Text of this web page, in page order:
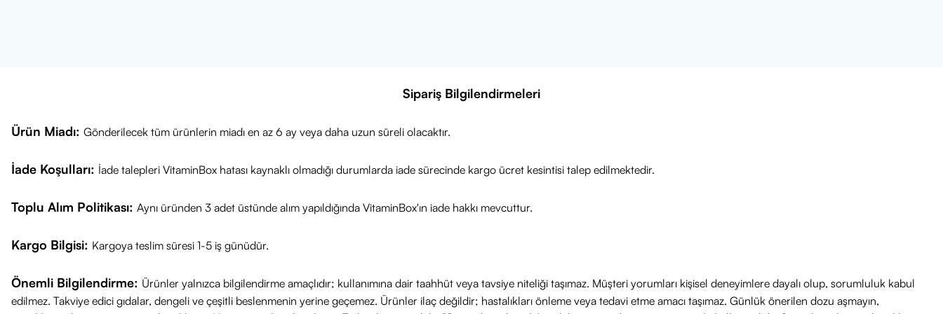
Sipariş Bilgilendirmeleri
Ürün Miadı: Gönderilecek tüm ürünlerin miadı en az 6 ay veya daha uzun süreli olacaktır.
İade Koşulları: İade talepleri VitaminBox hatası kaynaklı olmadığı durumlarda iade sürecinde kargo ücret kesintisi talep edilmektedir.
Toplu Alım Politikası: Aynı üründen 3 adet üstünde alım yapıldığında VitaminBox'ın iade hakkı mevcuttur.
Kargo Bilgisi: Kargoya teslim süresi 1-5 iş günüdür.
Önemli Bilgilendirme: Ürünler yalnızca bilgilendirme amaçlıdır; kullanımına dair taahhüt veya tavsiye niteliği taşımaz. Müşteri yorumları kişisel deneyimlere dayalı olup, sorumluluk kabul
edilmez. Takviye edici gıdalar, dengeli ve çeşitli beslenmenin yerine geçemez. Ürünler ilaç değildir; hastalıkları önleme veya tedavi etme amacı taşımaz. Günlük önerilen dozu aşmayın,